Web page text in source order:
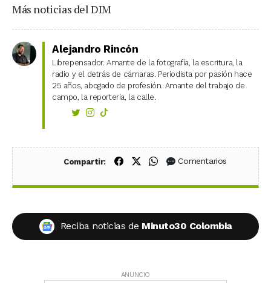
Más noticias del DIM
Alejandro Rincón
Librepensador. Amante de la fotografía, la escritura, la
radio y el detrás de cámaras. Periodista por pasión hace
25 años, abogado de profesión. Amante del trabajo de
campo, la reportería, la calle.
Compartir: Compartir en Facebook
Compartir en X (Twitter)
Compartir en WhatsApp
Comentarios
Reciba noticias de Minuto30 Colombia
ANUNCIO